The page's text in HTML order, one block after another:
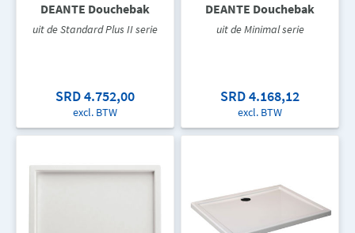
DEANTE Douchebak
uit de Standard Plus II serie
SRD 4.752,00
excl. BTW
DEANTE Douchebak
uit de Minimal serie
SRD 4.168,12
excl. BTW